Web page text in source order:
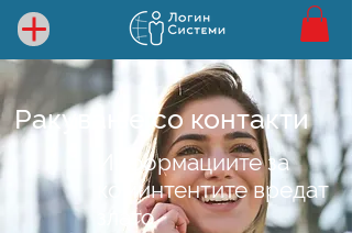
Ракување со контакти
Информациите за
коминтентите вредат
злато